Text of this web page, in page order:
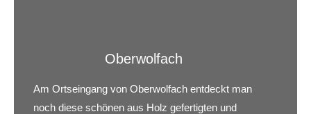
Oberwolfach
Am Ortseingang von Oberwolfach entdeckt man
noch diese schönen aus Holz gefertigten und